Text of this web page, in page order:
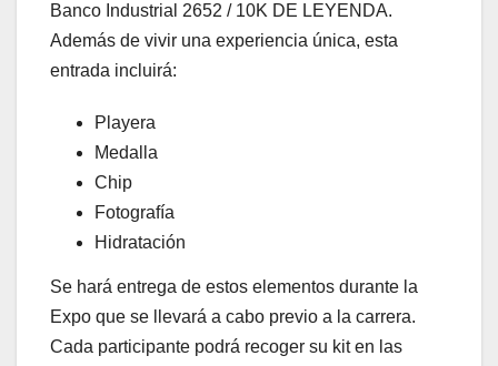
Banco Industrial 2652 / 10K DE LEYENDA.
Además de vivir una experiencia única, esta
entrada incluirá:
Playera
Medalla
Chip
Fotografía
Hidratación
Se hará entrega de estos elementos durante la
Expo que se llevará a cabo previo a la carrera.
Cada participante podrá recoger su kit en las